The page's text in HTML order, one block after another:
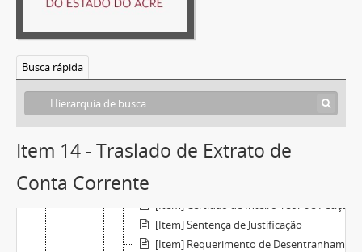
Busca rápida
Item 14 - Traslado de Extrato de
Conta Corrente
[Item] Termo de Juramento ao Requerente
[Item] Requerimento de Nomeação de Oficiais de Justiça
[Item] Auto de Embargo de Bens
[Item] Requerimento de Intimação ao Réu
[Item] Relação de Testemunhas para Justificação
[Item] Termo de Assentada de Audiência
[Item] Certidão de Inteiro Teor de Petição
[Item] Sentença de Justificação
[Item] Requerimento de Desentranhamento de Documentos